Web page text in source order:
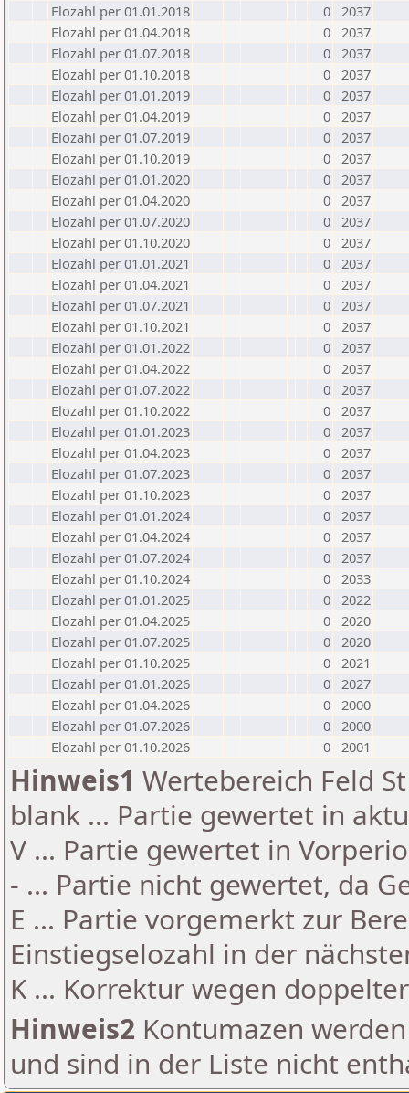
Elozahl per 01.01.2018
0 2037
Elozahl per 01.04.2018
0 2037
Elozahl per 01.07.2018
0 2037
Elozahl per 01.10.2018
0 2037
Elozahl per 01.01.2019
0 2037
Elozahl per 01.04.2019
0 2037
Elozahl per 01.07.2019
0 2037
Elozahl per 01.10.2019
0 2037
Elozahl per 01.01.2020
0 2037
Elozahl per 01.04.2020
0 2037
Elozahl per 01.07.2020
0 2037
Elozahl per 01.10.2020
0 2037
Elozahl per 01.01.2021
0 2037
Elozahl per 01.04.2021
0 2037
Elozahl per 01.07.2021
0 2037
Elozahl per 01.10.2021
0 2037
Elozahl per 01.01.2022
0 2037
Elozahl per 01.04.2022
0 2037
Elozahl per 01.07.2022
0 2037
Elozahl per 01.10.2022
0 2037
Elozahl per 01.01.2023
0 2037
Elozahl per 01.04.2023
0 2037
Elozahl per 01.07.2023
0 2037
Elozahl per 01.10.2023
0 2037
Elozahl per 01.01.2024
0 2037
Elozahl per 01.04.2024
0 2037
Elozahl per 01.07.2024
0 2037
Elozahl per 01.10.2024
0 2033
Elozahl per 01.01.2025
0 2022
Elozahl per 01.04.2025
0 2020
Elozahl per 01.07.2025
0 2020
Elozahl per 01.10.2025
0 2021
Elozahl per 01.01.2026
0 2027
Elozahl per 01.04.2026
0 2000
Elozahl per 01.07.2026
0 2000
Elozahl per 01.10.2026
0 2001
Hinweis1 Wertebereich Feld
blank ... Partie gewertet in
V ... Partie gewertet in
- ... Partie nicht gewertet, da
E ... Partie vorgemerkt zur
Einstiegselozahl in der
K ... Korrektur wegen
Hinweis2 Kontumazen
und sind in der Liste nicht